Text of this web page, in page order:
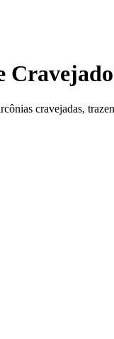
cravejadas,